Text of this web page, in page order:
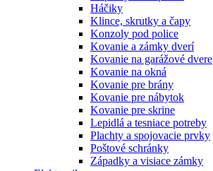
Háčiky
Klince, skrutky a čapy
Konzoly pod police
Kovanie a zámky dverí
Kovanie na garážové dvere
Kovanie na okná
Kovanie pre brány
Kovanie pre nábytok
Kovanie pre skrine
Lepidlá a tesniace potreby
Plachty a spojovacie prvky
Poštové schránky
Západky a visiace zámky